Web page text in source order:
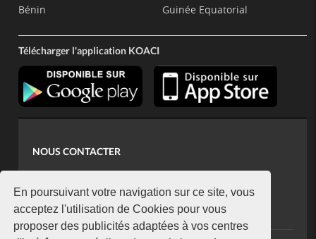
En poursuivant votre navigation sur ce site, vous
acceptez l'utilisation de Cookies pour vous
proposer des publicités adaptées à vos centres
Bénin
Guinée Equatorial
Télécharger l'application KOACI
NOUS CONTACTER
koaci@yahoo.fr
+225 07 08 85 52 93